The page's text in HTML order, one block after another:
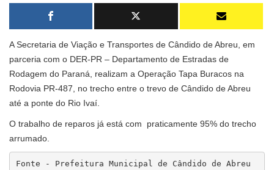
A Secretaria de Viação e Transportes de Cândido de Abreu, em
parceria com o DER-PR – Departamento de Estradas de
Rodagem do Paraná, realizam a Operação Tapa Buracos na
Rodovia PR-487, no trecho entre o trevo de Cândido de Abreu
até a ponte do Rio Ivaí.
O trabalho de reparos já está com praticamente 95% do trecho
arrumado.
Fonte - Prefeitura Municipal de Cândido de Abreu